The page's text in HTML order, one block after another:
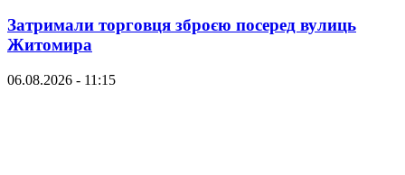
Затримали торговця зброєю посеред вулиць
Житомира
06.08.2026 - 11:15